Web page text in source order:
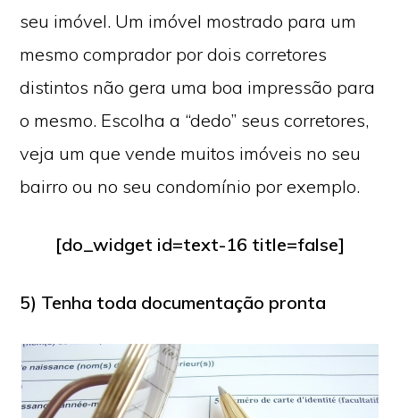
seu imóvel. Um imóvel mostrado para um
mesmo comprador por dois corretores
distintos não gera uma boa impressão para
o mesmo. Escolha a “dedo” seus corretores,
veja um que vende muitos imóveis no seu
bairro ou no seu condomínio por exemplo.
[do_widget id=text-16 title=false]
5) Tenha toda documentação pronta